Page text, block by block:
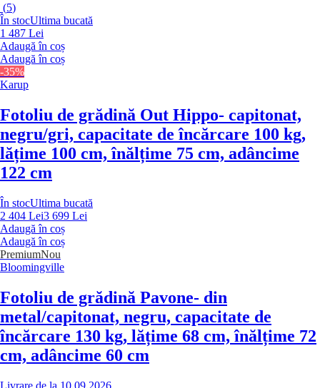
(5)
În stocUltima bucată
1 487 Lei
Adaugă în coș
Adaugă în coș
-35%
Karup
Fotoliu de grădină Out Hippo- capitonat,
negru/gri, capacitate de încărcare 100 kg,
lățime 100 cm, înălțime 75 cm, adâncime
122 cm
În stocUltima bucată
2 404 Lei3 699 Lei
Adaugă în coș
Adaugă în coș
PremiumNou
Bloomingville
Fotoliu de grădină Pavone- din
metal/capitonat, negru, capacitate de
încărcare 130 kg, lățime 68 cm, înălțime 72
cm, adâncime 60 cm
Livrare de la 10.09.2026